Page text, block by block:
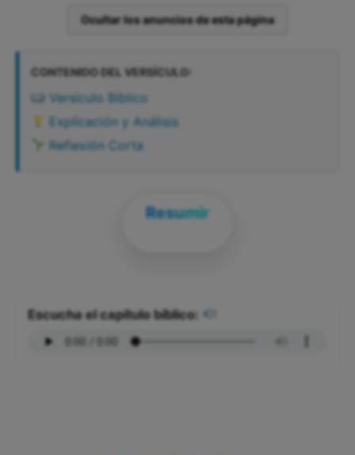
Ocultar los anuncios de esta página
CONTENIDO DEL VERSÍCULO:
Versículo Bíblico
Explicación y Análisis
Reflexión Corta
Resumir
Escucha el capítulo bíblico: